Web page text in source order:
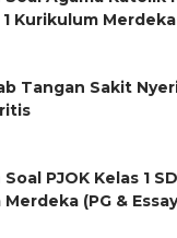
Kurikulum Merdeka
Tangan Sakit
PJOK Kelas 1
(PG &